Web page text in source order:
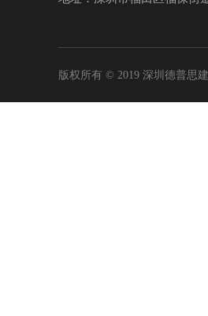
版权所有 © 2019 深圳德普思